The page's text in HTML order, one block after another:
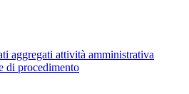
aggregati attività amministrativa
di procedimento